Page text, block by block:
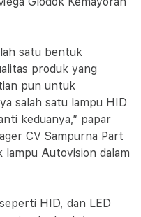
satu bentuk
produk yang
pun untuk
salah satu lampu HID
keduanya,” papar
CV Sampurna Part
lampu Autovision dalam
HID, dan LED